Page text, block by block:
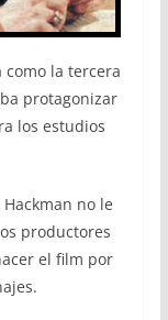
la tercera
protagonizar
los estudios
no le
productores
el film por